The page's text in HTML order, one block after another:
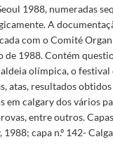
1988, numeradas
A
com o Comité
de 1988. Contém
olímpica, o festival
atas, resultados
em calgary dos vários
entre outros.
1988; capa n.º 142-